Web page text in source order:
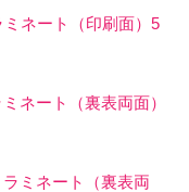
ネート（印刷面）5
ネート（裏表両面）
ミネート（裏表両